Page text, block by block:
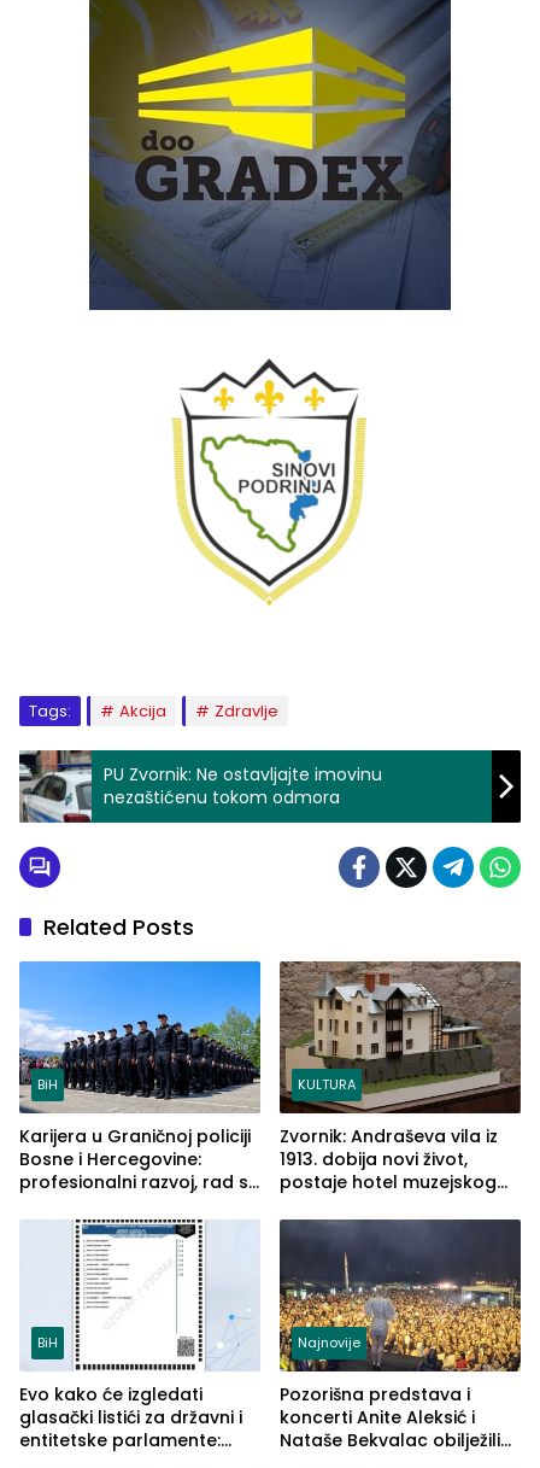
Tags: Akcija Zdravlje
PU Zvornik: Ne ostavljajte imovinu
nezaštićenu tokom odmora
Related Posts
BiH
Karijera u Graničnoj policiji
Bosne i Hercegovine:
profesionalni razvoj, rad sa
služba građanima
KULTURA
Zvornik: Andraševa vila iz
1913. dobija novi život,
postaje hotel muzejskog
BiH
Evo kako će izgledati
glasački listići za državni i
entitetske parlamente:
Najnovije
Pozorišna predstava i
koncerti Anite Aleksić i
Nataše Bekvalac obilježili